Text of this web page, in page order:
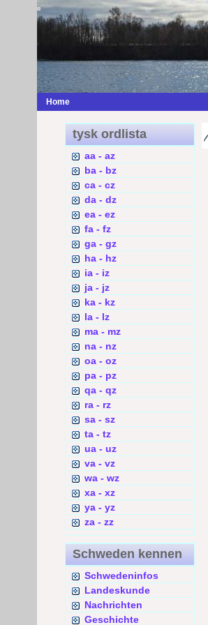
Home
tysk ordlista
aa - az
ba - bz
ca - cz
da - dz
ea - ez
fa - fz
ga - gz
ha - hz
ia - iz
ja - jz
ka - kz
la - lz
ma - mz
na - nz
oa - oz
pa - pz
qa - qz
ra - rz
sa - sz
ta - tz
ua - uz
va - vz
wa - wz
xa - xz
ya - yz
za - zz
Schweden kennen
Schwedeninfos
Landeskunde
Nachrichten
Geschichte